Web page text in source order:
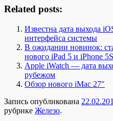
Related posts:
Известна дата выхода
интерфейса системы
В ожидании новинок:
нового iPad 5 и iPhone 5S
Apple iWatch — дата
рубежом
Обзор нового iMac 27″
Запись опубликована
рубрике Железо.